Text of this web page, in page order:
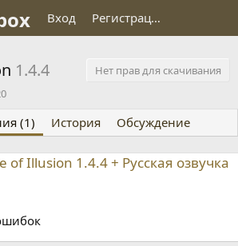
Вход Регистрация
1.4.4
Нет прав для скачивания
(1) История Обсуждение
Illusion 1.4.4 + Русская озвучка